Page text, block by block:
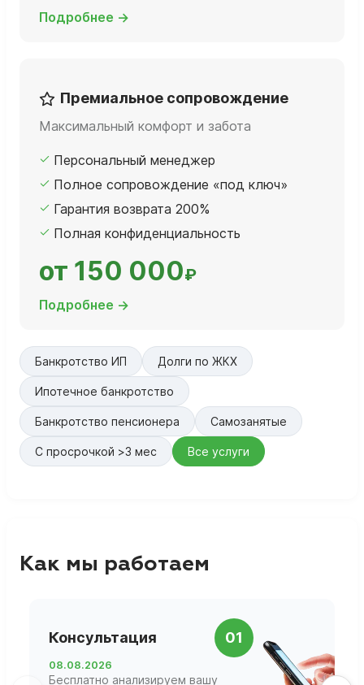
Подробнее →
Премиальное сопровождение
Максимальный комфорт и забота
Персональный менеджер
Полное сопровождение «под ключ»
Гарантия возврата 200%
Полная конфиденциальность
от 150 000₽
Подробнее →
Банкротство ИП Долги по ЖКХ
Ипотечное банкротство
Банкротство пенсионера Самозанятые
С просрочкой >3 мес Все услуги
Как мы работаем
Консультация 01
08.08.2026
Бесплатно анализируем вашу